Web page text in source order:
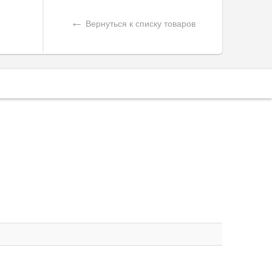
← Вернуться к списку товаров